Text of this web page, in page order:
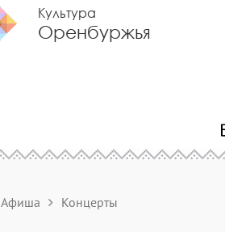
Культура
Оренбуржья
Афиша Концерты